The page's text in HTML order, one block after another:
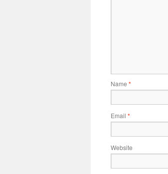
Name *
Email *
Website